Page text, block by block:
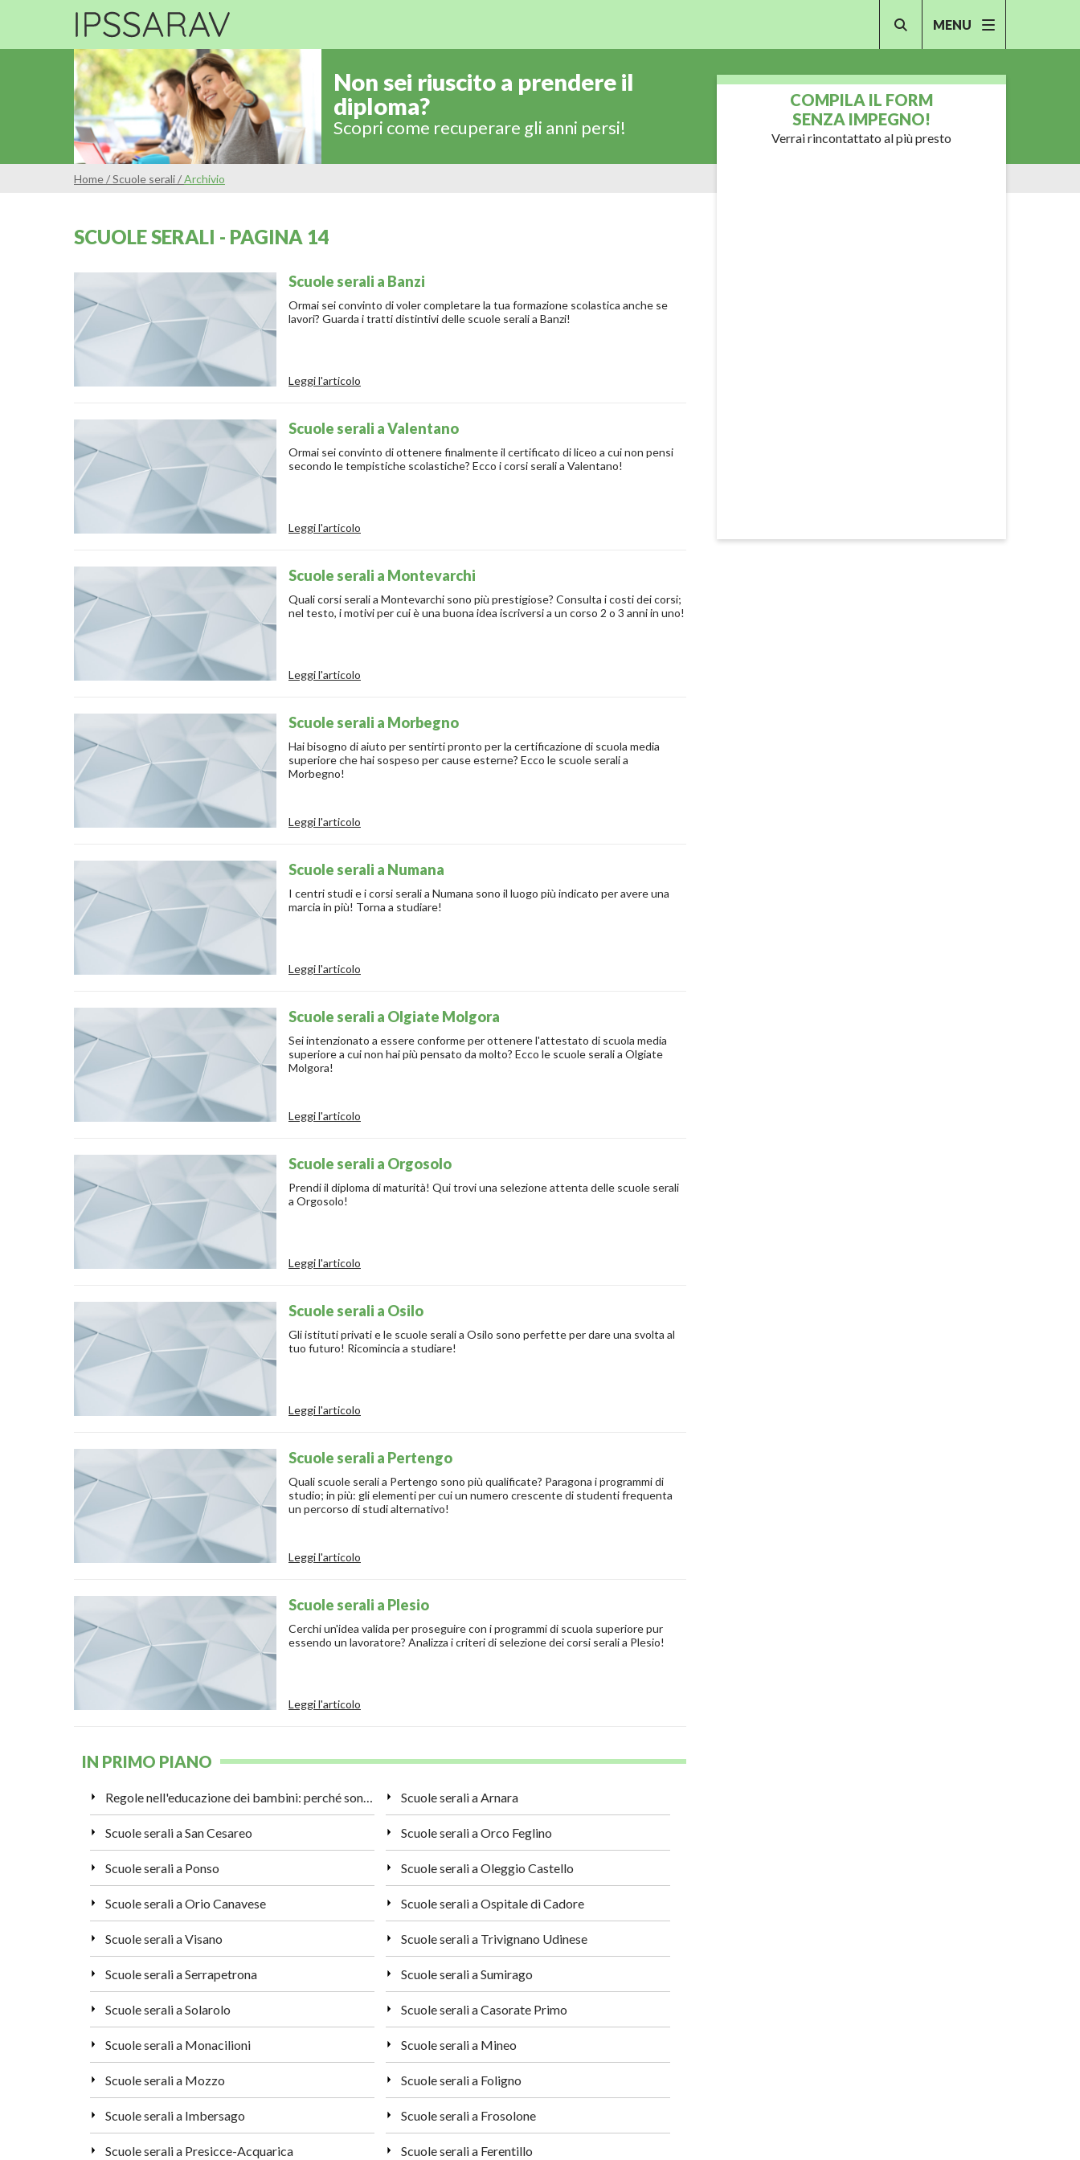
MENU
Non sei riuscito a prendere il
diploma?
Scopri come recuperare gli anni persi!
Home/Scuole serali/Archivio
SCUOLE SERALI - PAGINA 14
Scuole serali a Banzi
Ormai sei convinto di voler completare la tua formazione scolastica anche se
lavori? Guarda i tratti distintivi delle scuole serali a Banzi!
Leggi l'articolo
Scuole serali a Valentano
Ormai sei convinto di ottenere finalmente il certificato di liceo a cui non pensi
secondo le tempistiche scolastiche? Ecco i corsi serali a Valentano!
Leggi l'articolo
Scuole serali a Montevarchi
Quali corsi serali a Montevarchi sono più prestigiose? Consulta i costi dei corsi;
nel testo, i motivi per cui è una buona idea iscriversi a un corso 2 o 3 anni in uno!
Leggi l'articolo
Scuole serali a Morbegno
Hai bisogno di aiuto per sentirti pronto per la certificazione di scuola media
superiore che hai sospeso per cause esterne? Ecco le scuole serali a
Morbegno!
Leggi l'articolo
Scuole serali a Numana
I centri studi e i corsi serali a Numana sono il luogo più indicato per avere una
marcia in più! Torna a studiare!
Leggi l'articolo
Scuole serali a Olgiate Molgora
Sei intenzionato a essere conforme per ottenere l'attestato di scuola media
superiore a cui non hai più pensato da molto? Ecco le scuole serali a Olgiate
Molgora!
Leggi l'articolo
Scuole serali a Orgosolo
Prendi il diploma di maturità! Qui trovi una selezione attenta delle scuole serali
a Orgosolo!
Leggi l'articolo
Scuole serali a Osilo
Gli istituti privati e le scuole serali a Osilo sono perfette per dare una svolta al
tuo futuro! Ricomincia a studiare!
Leggi l'articolo
Scuole serali a Pertengo
Quali scuole serali a Pertengo sono più qualificate? Paragona i programmi di
studio; in più: gli elementi per cui un numero crescente di studenti frequenta
un percorso di studi alternativo!
Leggi l'articolo
Scuole serali a Plesio
Cerchi un'idea valida per proseguire con i programmi di scuola superiore pur
essendo un lavoratore? Analizza i criteri di selezione dei corsi serali a Plesio!
Leggi l'articolo
COMPILA IL FORM
SENZA IMPEGNO!
Verrai rincontattato al più presto
IN PRIMO PIANO
Regole nell'educazione dei bambini: perché sono importanti? Scuole serali a Arnara
Scuole serali a San Cesareo Scuole serali a Orco Feglino
Scuole serali a Ponso Scuole serali a Oleggio Castello
Scuole serali a Orio Canavese Scuole serali a Ospitale di Cadore
Scuole serali a Visano Scuole serali a Trivignano Udinese
Scuole serali a Serrapetrona Scuole serali a Sumirago
Scuole serali a Solarolo Scuole serali a Casorate Primo
Scuole serali a Monacilioni Scuole serali a Mineo
Scuole serali a Mozzo Scuole serali a Foligno
Scuole serali a Imbersago Scuole serali a Frosolone
Scuole serali a Presicce-Acquarica Scuole serali a Ferentillo